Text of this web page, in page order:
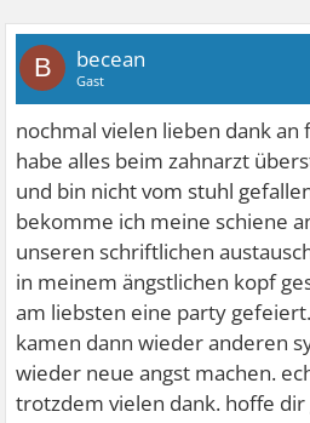
B becean
Gast
nochmal vielen lieben dank an
habe alles beim zahnarzt
und bin nicht vom stuhl
bekomme ich meine schiene
unseren schriftlichen
in meinem ängstlichen kopf
am liebsten eine party
kamen dann wieder anderen
wieder neue angst machen.
trotzdem vielen dank. hoffe dir